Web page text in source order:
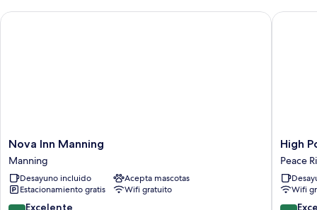
Nova
Inn
Manning
Manning
Nova Inn Manning
Manning
Desayuno incluido
Acepta mascotas
Estacionamiento gratis
Wifi gratuito
8.6 Excelente
Nova Inn Manning
High
Point
Inn
&
Suites
Peace
High
Peace
Wifi
9.4
High